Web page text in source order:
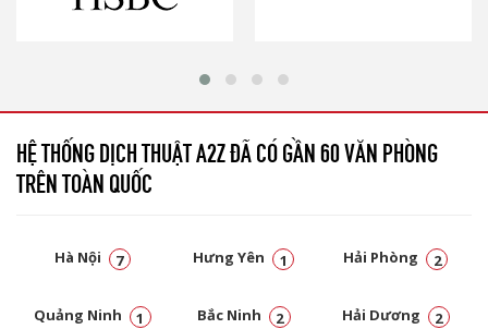
HỆ THỐNG DỊCH THUẬT A2Z ĐÃ CÓ GẦN 60 VĂN PHÒNG
TRÊN TOÀN QUỐC
Hà Nội 7 Hưng Yên 1 Hải Phòng 2
Quảng Ninh 1 Bắc Ninh 2 Hải Dương 2